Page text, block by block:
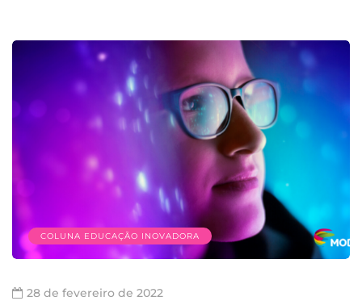
COLUNA EDUCAÇÃO INOVADORA
28 de fevereiro de 2022